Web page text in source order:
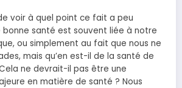
voir à quel point ce fait a peu
bonne santé est souvent liée à notre
ou simplement au fait que nous ne
mais qu’en est-il de la santé de
ne devrait-il pas être une
en matière de santé ? Nous